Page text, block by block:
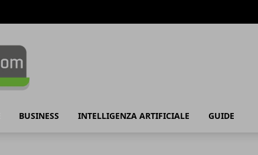
BUSINESS INTELLIGENZA ARTIFICIALE GUIDE